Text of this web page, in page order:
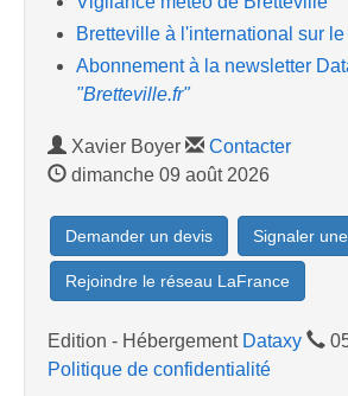
Bretteville à l'international sur
Abonnement à la newsletter
"Bretteville.fr"
Xavier Boyer
Contacter
dimanche 09 août 2026
Demander un devis Signaler
Rejoindre le réseau LaFrance
Edition - Hébergement Dataxy
Politique de confidentialité